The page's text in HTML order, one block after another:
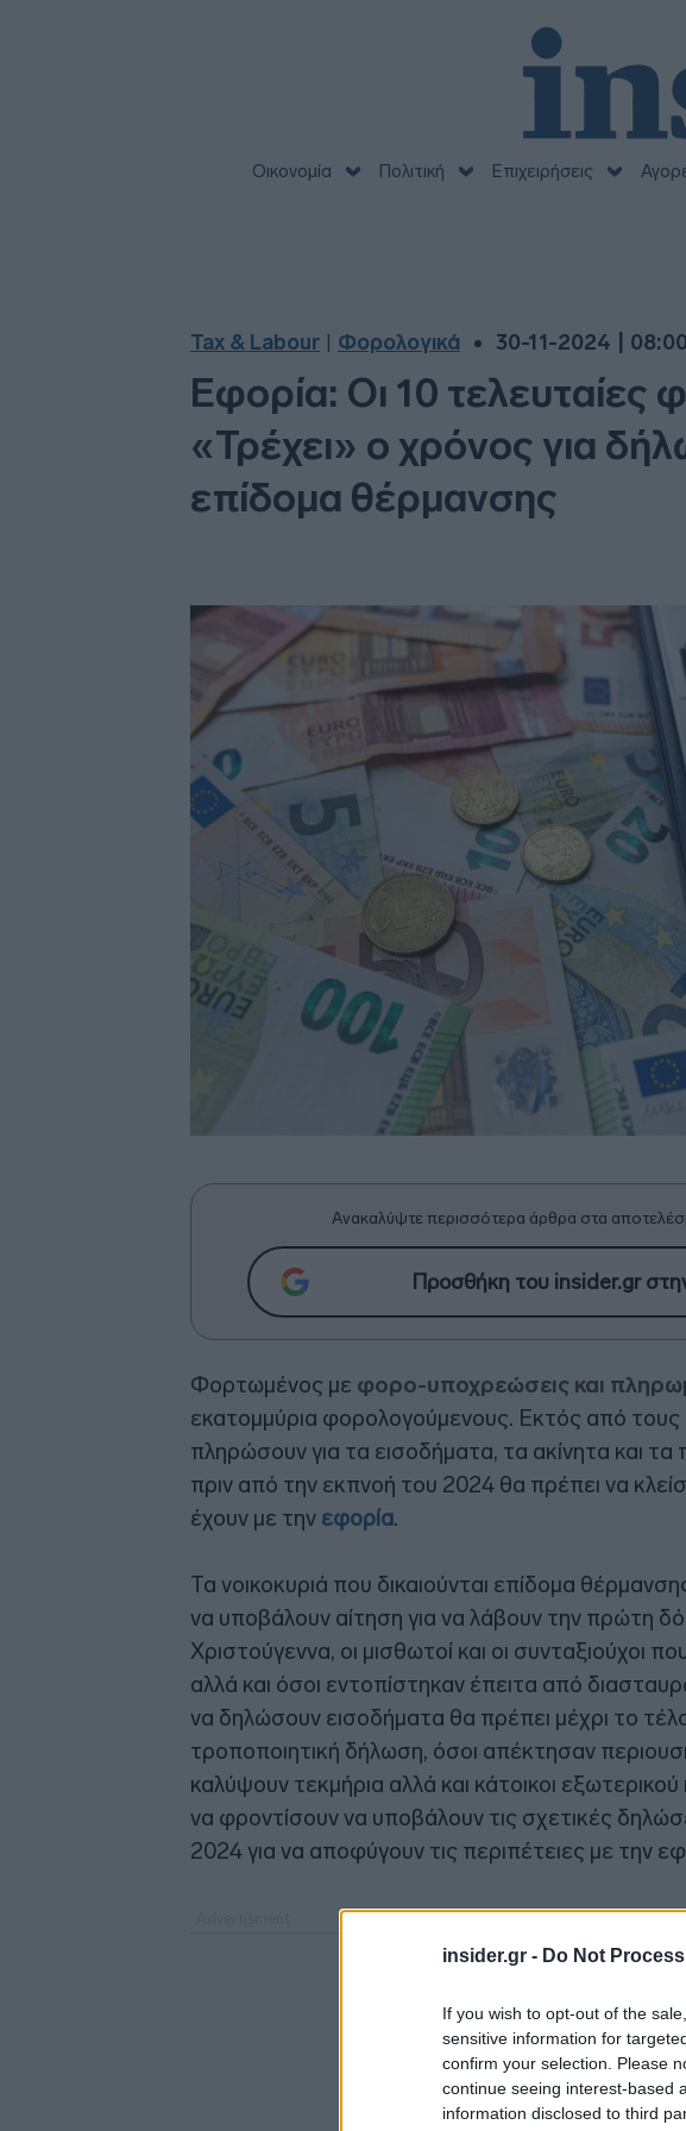
insider.gr - Do Not
If you wish to opt-out of the
sensitive information for
confirm your selection. Please
continue seeing interest-based
information disclosed to third
Οικονομία Πολιτική Επιχειρήσεις
Tax & Labour Φορολογικά 30-11-2024 | 08:00
Εφορία: Οι 10
«Τρέχει» ο χρόνος για
επίδομα θέρμανσης
Ανακαλύψτε περισσότερα άρθρα στα
Προσθήκη του insider.gr
Φορτωμένος με φορο-υποχρεώσεις και
εκατομμύρια φορολογούμενους. Εκτός από
πληρώσουν για τα εισοδήματα, τα ακίνητα και τα
πριν από την εκπνοή του 2024 θα πρέπει να
έχουν με την εφορία.
Τα νοικοκυριά που δικαιούνται επίδομα
να υποβάλουν αίτηση για να λάβουν την πρώτη
Χριστούγεννα, οι μισθωτοί και οι συνταξιούχοι
αλλά και όσοι εντοπίστηκαν έπειτα από
να δηλώσουν εισοδήματα θα πρέπει μέχρι το
τροποποιητική δήλωση, όσοι απέκτησαν
καλύψουν τεκμήρια αλλά και κάτοικοι
να φροντίσουν να υποβάλουν τις σχετικές
2024 για να αποφύγουν τις περιπέτειες με την